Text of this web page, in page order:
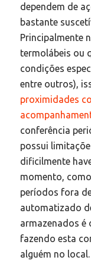
dependem de
bastante
Principalmente
termolábeis ou
condições
entre outros),
proximidades
conferência
possui
dificilmente
momento,
períodos fora
automatizado
armazenados é
fazendo esta
alguém no local.